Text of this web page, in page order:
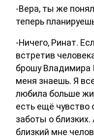
-Вера, ты же
теперь
-Ничего, Ринат.
встретив
брошу Владимира
меня знаешь. Я
любила больше
есть ещё чувство
заботы о
близкий мне